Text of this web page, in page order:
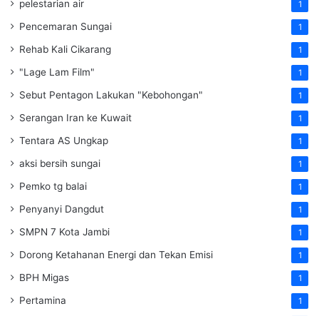
pelestarian air 1
Pencemaran Sungai 1
Rehab Kali Cikarang 1
"Lage Lam Film" 1
Sebut Pentagon Lakukan "Kebohongan" 1
Serangan Iran ke Kuwait 1
Tentara AS Ungkap 1
aksi bersih sungai 1
Pemko tg balai 1
Penyanyi Dangdut 1
SMPN 7 Kota Jambi 1
Dorong Ketahanan Energi dan Tekan Emisi 1
BPH Migas 1
Pertamina 1